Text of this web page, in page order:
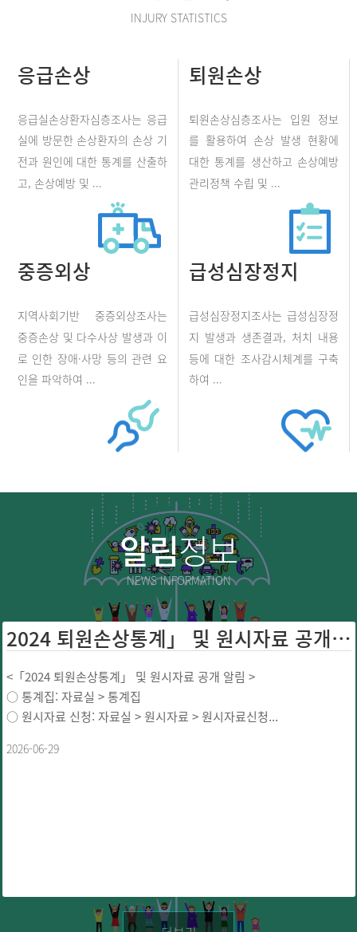
INJURY STATISTICS
응급손상
응급실손상환자심층조사는 응급
실에 방문한 손상환자의 손상 기
전과 원인에 대한 통계를 산출하
고, 손상예방 및 ...
퇴원손상
퇴원손상심층조사는 입원 정보
를 활용하여 손상 발생 현황에
대한 통계를 생산하고 손상예방
관리정책 수립 및 ...
중증외상
지역사회기반 중증외상조사는
중증손상 및 다수사상 발생과 이
로 인한 장애·사망 등의 관련 요
인을 파악하여 ...
급성심장정지
급성심장정지조사는 급성심장정
지 발생과 생존결과, 처치 내용
등에 대한 조사감시체계를 구축
하여 ...
알림정보
NEWS INFORMATION
2024 퇴원손상통계」 및 원시자료 공개 ...
<「2024 퇴원손상통계」 및 원시자료 공개 알림 >
○ 통계집: 자료실 > 통계집
○ 원시자료 신청: 자료실 > 원시자료 > 원시자료신청...
2026-06-29